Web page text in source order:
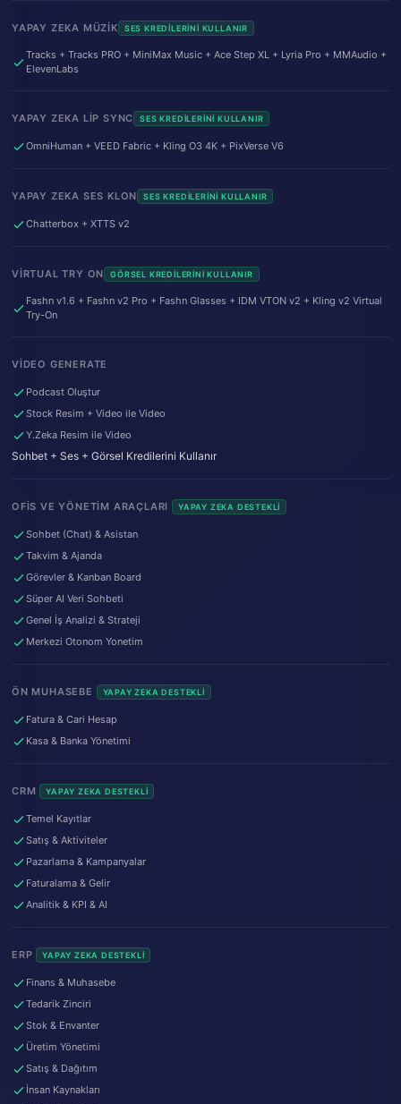
YAPAY ZEKA MÜZIK SES KREDILERINI KULLANIR
Tracks + Tracks PRO + MiniMax Music + Ace Step XL + Lyria Pro + MMAudio +
ElevenLabs
YAPAY ZEKA LIP SYNC SES KREDILERINI KULLANIR
OmniHuman + VEED Fabric + Kling O3 4K + PixVerse V6
YAPAY ZEKA SES KLON SES KREDILERINI KULLANIR
Chatterbox + XTTS v2
VIRTUAL TRY ON GÖRSEL KREDILERINI KULLANIR
Fashn v1.6 + Fashn v2 Pro + Fashn Glasses + IDM VTON v2 + Kling v2 Virtual
Try-On
VIDEO GENERATE
Podcast Oluştur
Stock Resim + Video ile Video
Y.Zeka Resim ile Video
Sohbet + Ses + Görsel Kredilerini Kullanır
OFIS VE YÖNETIM ARAÇLARI YAPAY ZEKA DESTEKLI
Sohbet (Chat) & Asistan
Takvim & Ajanda
Görevler & Kanban Board
Süper AI Veri Sohbeti
Genel İş Analizi & Strateji
Merkezi Otonom Yonetim
ÖN MUHASEBE YAPAY ZEKA DESTEKLI
Fatura & Cari Hesap
Kasa & Banka Yönetimi
CRM YAPAY ZEKA DESTEKLI
Temel Kayıtlar
Satış & Aktiviteler
Pazarlama & Kampanyalar
Faturalama & Gelir
Analitik & KPI & AI
ERP YAPAY ZEKA DESTEKLI
Finans & Muhasebe
Tedarik Zinciri
Stok & Envanter
Üretim Yönetimi
Satış & Dağıtım
İnsan Kaynakları